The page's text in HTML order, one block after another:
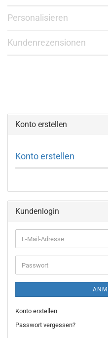
Personalisieren
Kundenrezensionen
Konto erstellen
Konto erstellen
Kundenlogin
E-
Mail-
Adresse
Passwort
Konto erstellen
Passwort vergessen?